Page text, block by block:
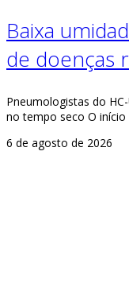
Baixa
de doenças
Pneumologistas do
no tempo seco O
6 de agosto de 2026